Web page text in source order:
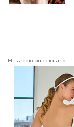
Messaggio pubblicitario